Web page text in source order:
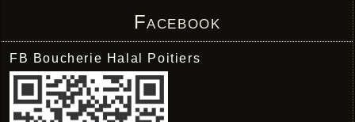
Facebook
FB Boucherie Halal Poitiers